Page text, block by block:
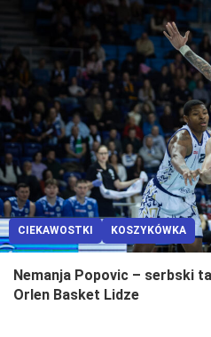
CIEKAWOSTKI KOSZYKÓWKA
Nemanja Popovic – serbski
Orlen Basket Lidze